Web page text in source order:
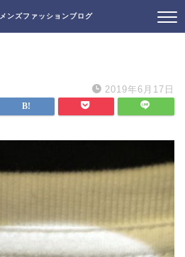
ンズファッションブログ
2019年6月17日